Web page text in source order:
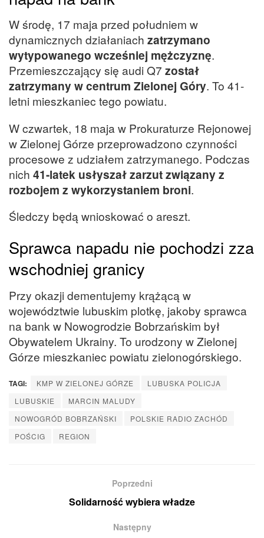
W środę, 17 maja przed południem w
dynamicznych działaniach zatrzymano
wytypowanego wcześniej mężczyznę.
Przemieszczający się audi Q7 został
zatrzymany w centrum Zielonej Góry. To 41-
letni mieszkaniec tego powiatu.
W czwartek, 18 maja w Prokuraturze Rejonowej
w Zielonej Górze przeprowadzono czynności
procesowe z udziałem zatrzymanego. Podczas
nich 41-latek usłyszał zarzut związany z
rozbojem z wykorzystaniem broni.
Śledczy będą wnioskować o areszt.
Sprawca napadu nie pochodzi zza
wschodniej granicy
Przy okazji dementujemy krążącą w
województwie lubuskim plotkę, jakoby sprawca
na bank w Nowogrodzie Bobrzańskim był
Obywatelem Ukrainy. To urodzony w Zielonej
Górze mieszkaniec powiatu zielonogórskiego.
TAGI: KMP W ZIELONEJ GÓRZE
LUBUSKA POLICJA
LUBUSKIE
MARCIN MALUDY
NOWOGRÓD BOBRZAŃSKI
POLSKIE RADIO ZACHÓD
POŚCIG
REGION
Poprzedni
Solidarność wybiera władze
Następny